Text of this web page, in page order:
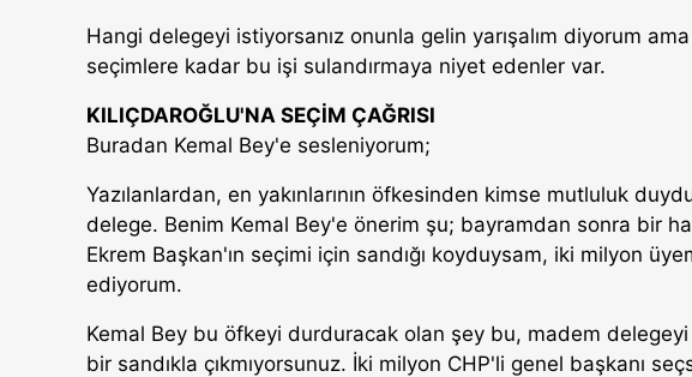
Hangi delegeyi istiyorsanız onunla gelin yarışalım diyorum
seçimlere kadar bu işi sulandırmaya niyet edenler var.
KILIÇDAROĞLU'NA SEÇİM ÇAĞRISI
Buradan Kemal Bey'e sesleniyorum;
Yazılanlardan, en yakınlarının öfkesinden kimse mutluluk
delege. Benim Kemal Bey'e önerim şu; bayramdan sonra bir
Ekrem Başkan'ın seçimi için sandığı koyduysam, iki milyon
ediyorum.
Kemal Bey bu öfkeyi durduracak olan şey bu, madem delegeyi
bir sandıkla çıkmıyorsunuz. İki milyon CHP'li genel başkanı